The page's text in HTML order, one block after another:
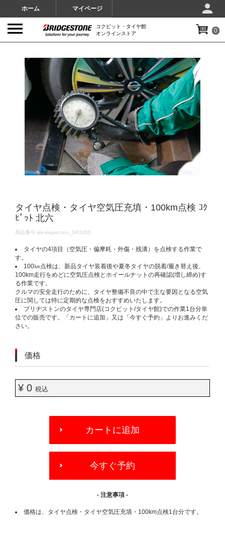
ホーム マイページ
コクピット・タイヤ館
オンラインストア
0
タイヤ点検・タイヤ空気圧充填・100km点検 ｺｸ
ﾋﾟｯﾄ 北六
DETAILS
商品番号 tire-inspection_SP2456
タイヤの4項目（空気圧・偏摩耗・外傷・残溝）を点検する作業で
す。​
100㎞点検は、新品タイヤ装着後や夏冬タイヤの脱着/履き替え後、
100km走行をめどに空気圧点検とホイールナットの再確認(増し締め)す
る作業です。​
クルマの安全走行のために、タイヤ整備不良の中で主な要因となる空気
圧に関しては特に定期的な点検をおすすめいたします。​
ブリヂストンのタイヤ専門店(コクピット/タイヤ館)での作業1台分単
位での販売です。「カートに追加」又は「今すぐ予約」よりお進みくだ
さい。​
価格
¥ 0 税込
OPTIONS
カートに追加
今すぐ予約
- 注意事項 -
価格は、タイヤ点検・タイヤ空気圧充填・100km点検1台分です。